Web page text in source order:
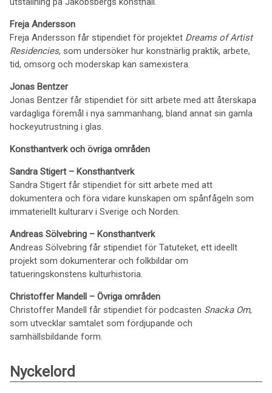
Freja Andersson
Freja Andersson får stipendiet för projektet Dreams of Artist
Residencies, som undersöker hur konstnärlig praktik, arbete,
tid, omsorg och moderskap kan samexistera.
Jonas Bentzer
Jonas Bentzer får stipendiet för sitt arbete med att återskapa
vardagliga föremål i nya sammanhang, bland annat sin gamla
hockeyutrustning i glas.
Konsthantverk och övriga områden
Sandra Stigert – Konsthantverk
Sandra Stigert får stipendiet för sitt arbete med att
dokumentera och föra vidare kunskapen om spånfågeln som
immateriellt kulturarv i Sverige och Norden.
Andreas Sölvebring – Konsthantverk
Andreas Sölvebring får stipendiet för Tatuteket, ett ideellt
projekt som dokumenterar och folkbildar om
tatueringskonstens kulturhistoria.
Christoffer Mandell – Övriga områden
Christoffer Mandell får stipendiet för podcasten Snacka Om,
som utvecklar samtalet som fördjupande och
samhällsbildande form.
Nyckelord